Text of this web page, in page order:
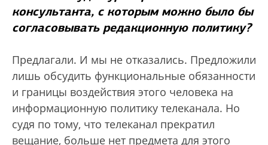
консультанта, с которым можно было бы
согласовывать редакционную политику?
Предлагали. И мы не отказались. Предложили
лишь обсудить функциональные обязанности
и границы воздействия этого человека на
информационную политику телеканала. Но
судя по тому, что телеканал прекратил
вещание, больше нет предмета для этого